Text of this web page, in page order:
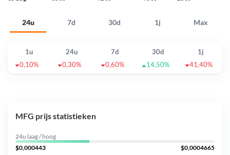
24u 7d 30d 1j Max
1u 24u 7d 30d
1j
0,10%
0,30% 0,60% 14,50% 41,40%
MFG prijs statistieken
24u laag / hoog
$0,000443
$0,0004665